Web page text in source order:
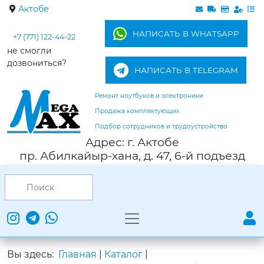
Актобе
+7 (771) 122-44-22
не смогли
дозвониться?
НАПИСАТЬ В WHATSAPP
НАПИСАТЬ В TELEGRAM
Ремонт ноутбуков и электроники
Продажа комплектующих
Подбор сотрудников и трудоустройство
Адрес: г. Актобе
пр. Абилкайыр-хана, д. 47, 6-й подъезд
Вы здесь: Главная Каталог